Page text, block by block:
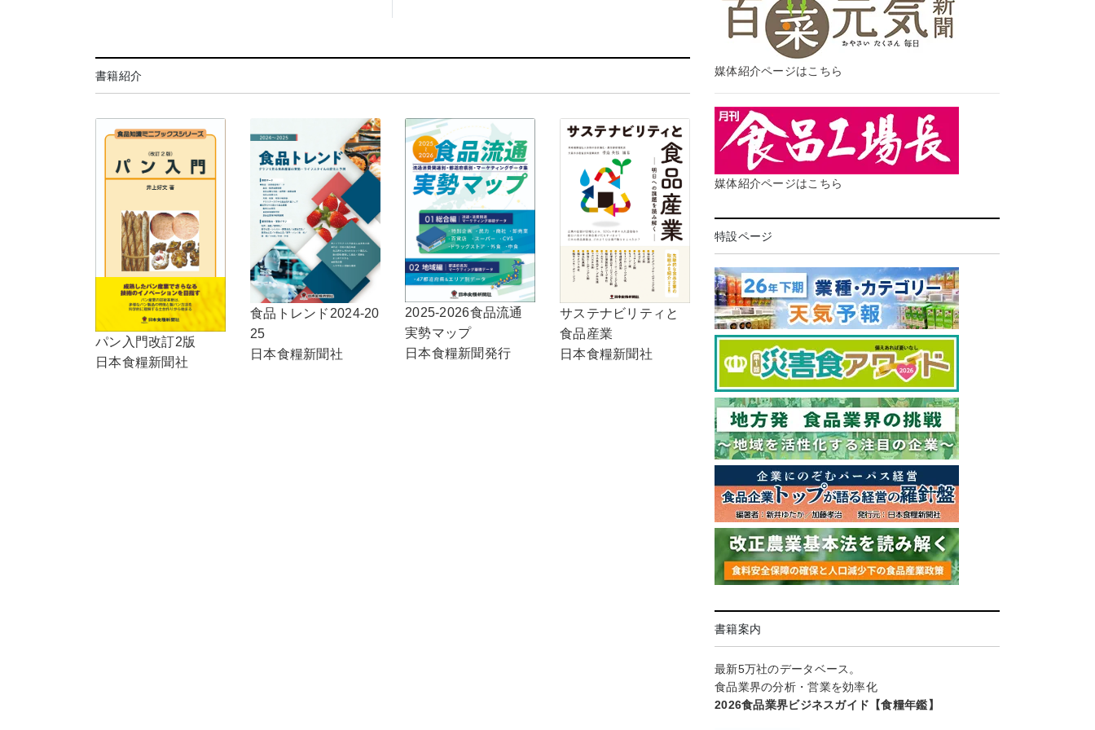
書籍紹介
パン入門改訂2版
日本食糧新聞社
食品トレンド2024-20
25
日本食糧新聞社
2025-2026食品流通
実勢マップ
日本食糧新聞発行
サステナビリティと
食品産業
日本食糧新聞社
媒体紹介ページはこちら
媒体紹介ページはこちら
特設ページ
書籍案内
最新5万社のデータベース。
食品業界の分析・営業を効率化
2026食品業界ビジネスガイド【食糧年鑑】